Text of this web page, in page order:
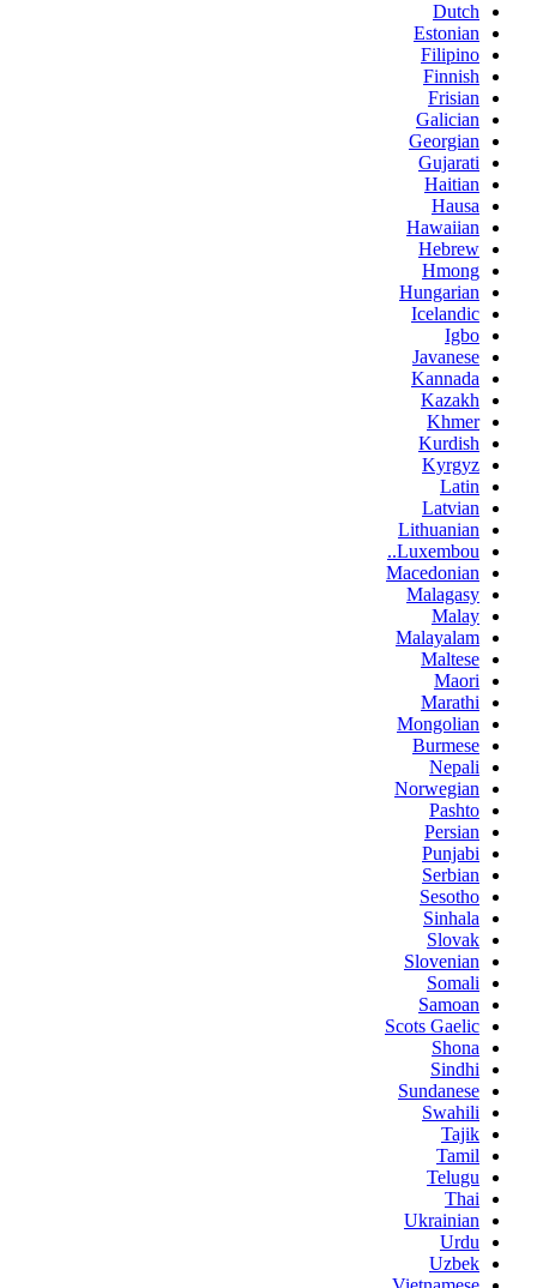
Dutch
Estonian
Filipino
Finnish
Frisian
Galician
Georgian
Gujarati
Haitian
Hausa
Hawaiian
Hebrew
Hmong
Hungarian
Icelandic
Igbo
Javanese
Kannada
Kazakh
Khmer
Kurdish
Kyrgyz
Latin
Latvian
Lithuanian
Luxembou..
Macedonian
Malagasy
Malay
Malayalam
Maltese
Maori
Marathi
Mongolian
Burmese
Nepali
Norwegian
Pashto
Persian
Punjabi
Serbian
Sesotho
Sinhala
Slovak
Slovenian
Somali
Samoan
Scots Gaelic
Shona
Sindhi
Sundanese
Swahili
Tajik
Tamil
Telugu
Thai
Ukrainian
Urdu
Uzbek